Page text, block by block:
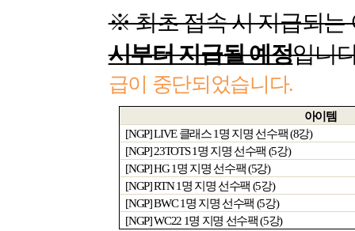
※ 최초 접속 시 지급되는
시부터 지급될 예정입니
급이 중단되었습니다.
아이템
[NGP] LIVE클래스1명 지명 선수팩(8강)
[NGP] 23TOTS 1명 지명 선수팩 (5강)
[NGP] HG 1명 지명 선수팩(5강)
[NGP] RTN 1명 지명 선수팩 (5강)
[NGP] BWC 1명 지명 선수팩 (5강)
[NGP] WC22 1명 지명 선수팩(5강)